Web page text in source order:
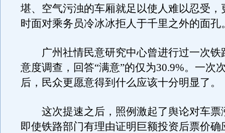
堪、空气污浊的车厢就足以使人难以忍受，
时面对乘务员冷冰冰拒人于千里之外的面孔
广州社情民意研究中心曾进行过一次铁
意度调查，回答“满意”的仅为30.9%。一次
后，民众更愿意得到什么应该十分明显了。
这次提速之后，照例激起了舆论对车票
即使铁路部门有理由证明巨额投资后票价确